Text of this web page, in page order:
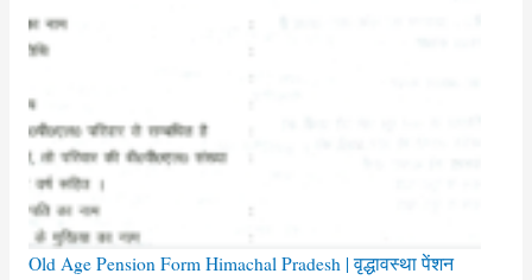
Old Age Pension Form Himachal Pradesh | वृद्धावस्था पेंशन